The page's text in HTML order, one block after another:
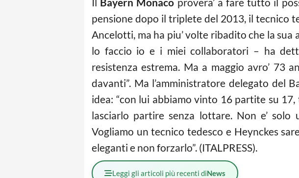
pensione dopo il triplete del 2013, il tecnico
Ancelotti, ma ha piu’ volte ribadito che la sua
lo faccio io e i miei collaboratori – ha
resistenza estrema. Ma a maggio avro’ 73
davanti”. Ma l’amministratore delegato del
idea: “con lui abbiamo vinto 16 partite su
lasciarlo partire senza lottare. Non e’
Vogliamo un tecnico tedesco e Heynckes
eleganti e non forzarlo”. (ITALPRESS).
Leggi gli articoli più recenti diNews